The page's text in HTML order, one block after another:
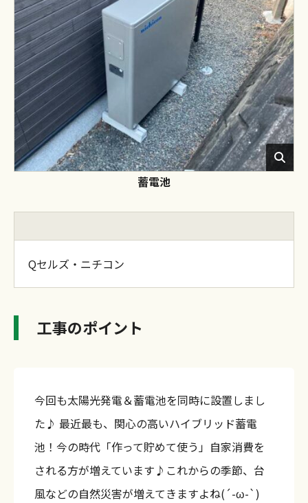
蓄電池
Qセルズ・ニチコン
工事のポイント
今回も太陽光発電＆蓄電池を同時に設置しまし
た♪ 最近最も、関心の高いハイブリッド蓄電
池！今の時代「作って貯めて使う」自家消費を
される方が増えています♪これからの季節、台
風などの自然災害が増えてきますよね(´-ω-`)